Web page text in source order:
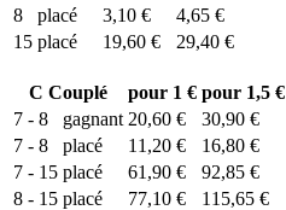
8
placé 3,10 €
4,65 €
15 placé 19,60 € 29,40 €
C Couplé pour 1 € pour 1,5 €
7 - 8
gagnant 20,60 €
30,90 €
7 - 8
placé 11,20 €
16,80 €
7 - 15 placé 61,90 €
92,85 €
8 - 15 placé 77,10 € 115,65 €